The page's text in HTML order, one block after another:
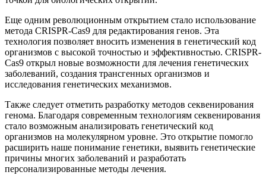
Еще одним революционным открытием стало использование
метода CRISPR-Cas9 для редактирования генов. Эта
технология позволяет вносить изменения в генетический код
организмов с высокой точностью и эффективностью. CRISPR-
Cas9 открыл новые возможности для лечения генетических
заболеваний, создания трансгенных организмов и
исследования генетических механизмов.
Также следует отметить разработку методов секвенирования
генома. Благодаря современным технологиям секвенирования
стало возможным анализировать генетический код
организмов на молекулярном уровне. Это открытие помогло
расширить наше понимание генетики, выявить генетические
причины многих заболеваний и разработать
персонализированные методы лечения.